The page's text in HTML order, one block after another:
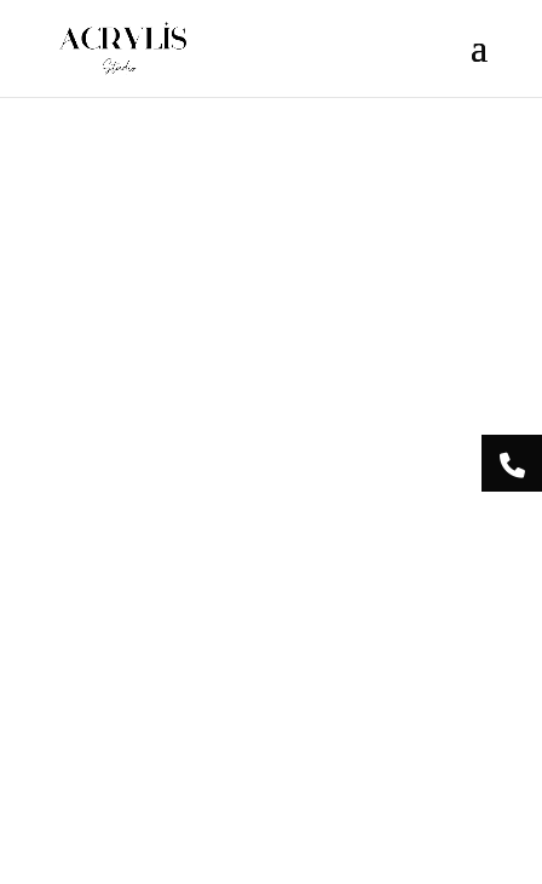
infection. * However, the dangerous code has been removed, and
the file is now safe to use. */